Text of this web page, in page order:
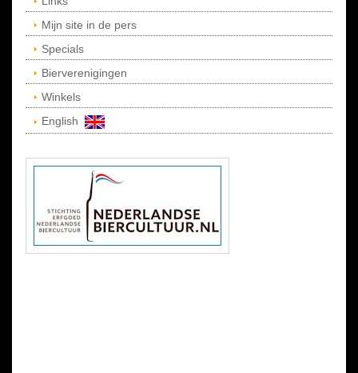
Mijn site in de pers
Specials
Bierverenigingen
Winkels
English